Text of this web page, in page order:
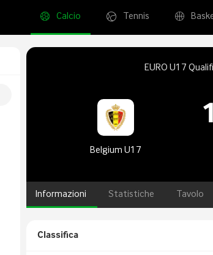
Calcio Tennis
EURO U17
Belgium U17
1
Informazioni Statistiche Tavolo
Classifica